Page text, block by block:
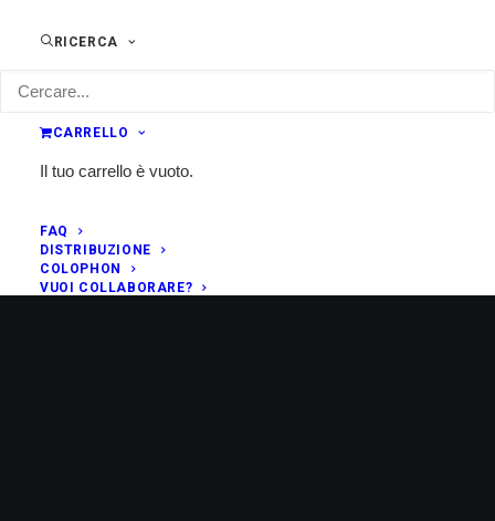
RICERCA
CARRELLO
Il tuo carrello è vuoto.
FAQ
DISTRIBUZIONE
COLOPHON
VUOI COLLABORARE?